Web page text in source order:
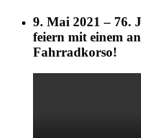
9. Mai 2021 – 76.
feiern mit einem
Fahrradkorso!